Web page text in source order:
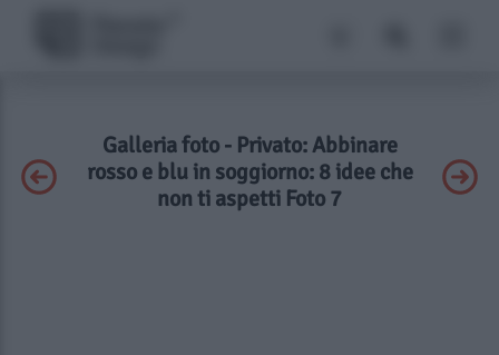
Galleria foto - Privato: Abbinare
rosso e blu in soggiorno: 8 idee che
non ti aspetti Foto 7